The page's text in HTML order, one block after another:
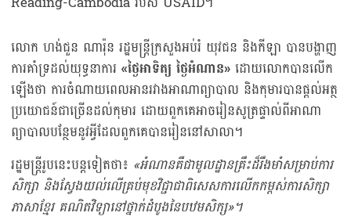
លោក ហង់ជួន ណារ៉ុន រដ្ឋមន្ត្រីក្រសួងអប់រំ យុវជន និងកីឡា បានបង្ហាញ
ការគាំទ្រដល់យុទ្ធនាការ «ថ្ងៃអាទិត្យ ថ្ងៃអំណាន»ដោយលោកបានលើក
ឡើងថា ការចំណាយពេលអានរវាងអាណាព្យាបាល និងកុមារបានផ្ដល់អត្ថ
ប្រយោជន៍ជាច្រើនដល់កុមារ ដោយពួកគេអាចរៀនសូត្រផ្ទាល់ពីអាណា
ព្យាបាលបន្ថែមនូវអ្វីដែលពួកគេបានរៀននៅសាលា។
រដ្ឋមន្ត្រីរូបនេះបន្តទៀតថា៖ «អំណានគឺជាមូលដ្ឋានគ្រឹះដ៏រឹងមាំសម្រាប់ការ
សិក្សា និងស្វែងយល់លើគ្រប់មុខវិជ្ជាជាពិសេសការលើកកម្ពស់ការសិក្សា
ភាសាខ្មែរ គណិតវិទ្យានៅថ្នាក់ដំបូងនៃបឋមសិក្ស»។